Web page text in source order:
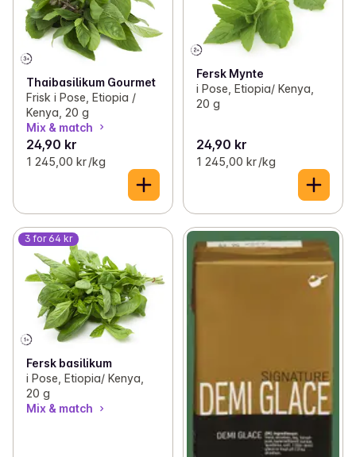
Thaibasilikum Gourmet
Frisk i Pose, Etiopia /
Kenya, 20 g
Mix & match
24,90 kr
1 245,00 kr /kg
Fersk Mynte
i Pose, Etiopia/ Kenya,
20 g
24,90 kr
1 245,00 kr /kg
3 for 64 kr
Fersk basilikum
i Pose, Etiopia/ Kenya,
20 g
Mix & match